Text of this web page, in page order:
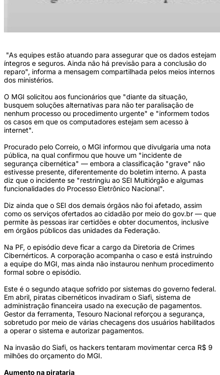
"As equipes estão atuando para assegurar que os dados estejam
íntegros e seguros. Ainda não há previsão para a conclusão do
reparo", informa a mensagem compartilhada pelos meios internos
dos ministérios.
O MGI solicitou aos funcionários que "diante da situação,
busquem soluções alternativas para não ter paralisação de
nenhum processo ou procedimento urgente" e "informem todos
os casos em que os computadores estejam sem acesso à
internet".
Procurado pelo Correio, o MGI informou que divulgaria uma nota
pública, na qual confirmou que houve um "incidente de
segurança cibernética" — embora a classificação "grave" não
estivesse presente, diferentemente do boletim interno. A pasta
diz que o incidente se "restringiu ao SEI Multiórgão e algumas
funcionalidades do Processo Eletrônico Nacional".
Diz ainda que o SEI dos demais órgãos não foi afetado, assim
como os serviços ofertados ao cidadão por meio do gov.br — que
permite às pessoas irar certidões e obter documentos, inclusive
em órgãos públicos das unidades da Federação.
Na PF, o episódio deve ficar a cargo da Diretoria de Crimes
Cibernérticos. A corporação acompanha o caso e está instruindo
a equipe do MGI, mas ainda não instaurou nenhum procedimento
formal sobre o episódio.
Este é o segundo ataque sofrido por sistemas do governo federal.
Em abril, piratas cibernéticos invadiram o Siafi, sistema de
administração financeira usado na execução de pagamentos.
Gestor da ferramenta, Tesouro Nacional reforçou a segurança,
sobretudo por meio de várias checagens dos usuários habilitados
a operar o sistema e autorizar pagamentos.
Na invasão do Siafi, os hackers tentaram movimentar cerca R$ 9
milhões do orçamento do MGI.
Aumento na pirataria